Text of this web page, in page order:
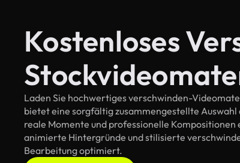
Kostenloses
Laden Sie hochwertiges verschwinden-
bietet eine sorgfältig zusammengestellte
reale Momente und professionelle
animierte Hintergründe und stilisierte
Bearbeitung optimiert.